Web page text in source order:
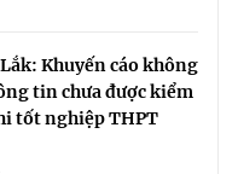
Khuyến cáo không
tin chưa được kiểm
tốt nghiệp THPT